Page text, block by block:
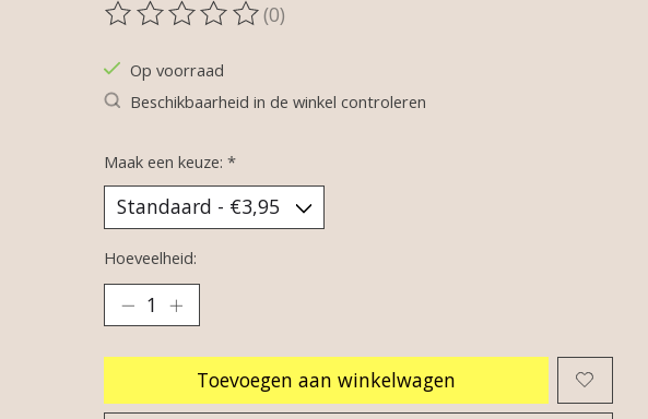
De beoordeling van dit product is
(0)
Op voorraad
Beschikbaarheid in de winkel controleren
Maak een keuze: *
Hoeveelheid:
Toevoegen aan winkelwagen